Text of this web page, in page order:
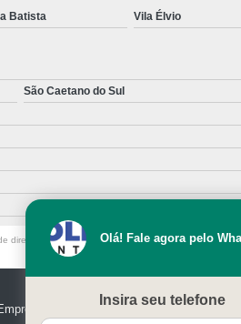
Batista Vila Élvio
São Caetano do Sul
direito autoral – artigo 184 do Código Penal – Lei
Serviços Contato Mapa
Olá! Fale agora pelo
Insira seu telefone